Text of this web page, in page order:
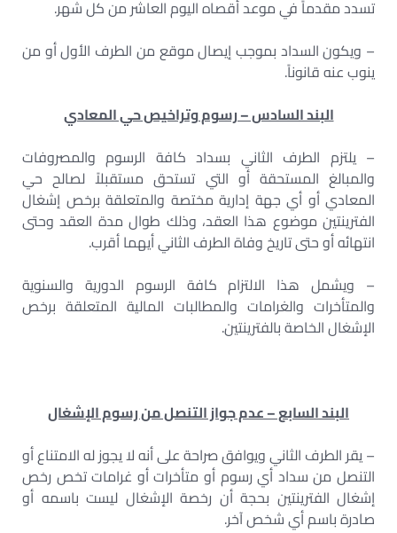
تسدد مقدماً في موعد أقصاه اليوم العاشر من كل شهر.
– ويكون السداد بموجب إيصال موقع من الطرف الأول أو من
ينوب عنه قانوناً.
البند السادس – رسوم وتراخيص حي المعادي
– يلتزم الطرف الثاني بسداد كافة الرسوم والمصروفات
والمبالغ المستحقة أو التي تستحق مستقبلاً لصالح حي
المعادي أو أي جهة إدارية مختصة والمتعلقة برخص إشغال
الفترينتين موضوع هذا العقد، وذلك طوال مدة العقد وحتى
انتهائه أو حتى تاريخ وفاة الطرف الثاني أيهما أقرب.
– ويشمل هذا الالتزام كافة الرسوم الدورية والسنوية
والمتأخرات والغرامات والمطالبات المالية المتعلقة برخص
الإشغال الخاصة بالفترينتين.
البند السابع – عدم جواز التنصل من رسوم الإشغال
– يقر الطرف الثاني ويوافق صراحة على أنه لا يجوز له الامتناع أو
التنصل من سداد أي رسوم أو متأخرات أو غرامات تخص رخص
إشغال الفترينتين بحجة أن رخصة الإشغال ليست باسمه أو
صادرة باسم أي شخص آخر.